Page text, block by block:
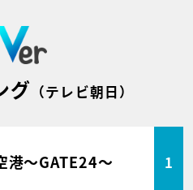
グ （テレビ朝日）
港～GATE24～ 1